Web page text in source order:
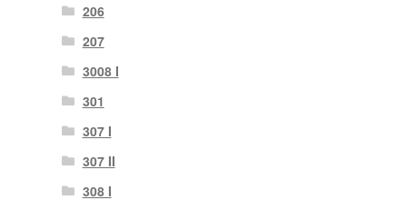
206
207
3008 I
301
307 I
307 II
308 I